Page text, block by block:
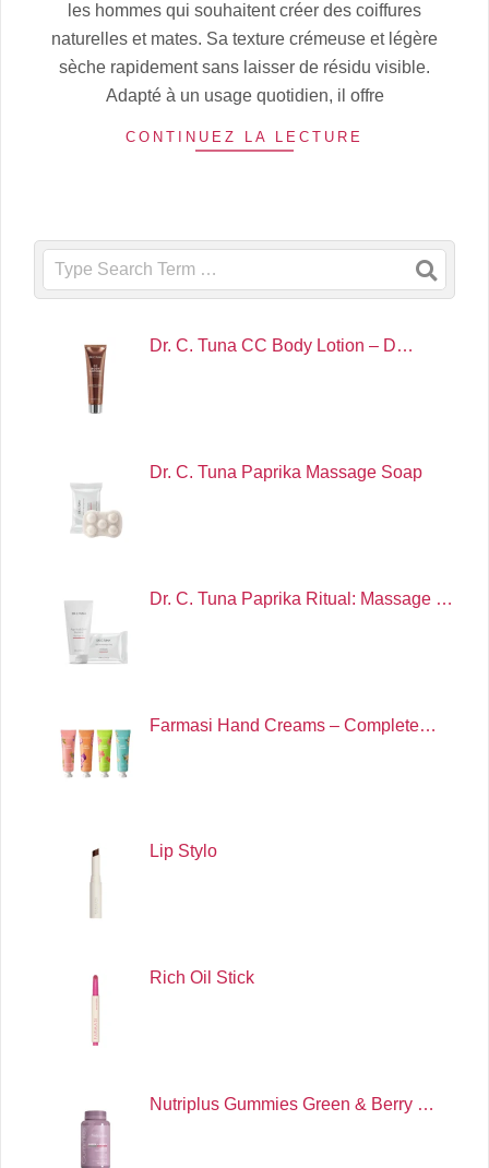
les hommes qui souhaitent créer des coiffures
naturelles et mates. Sa texture crémeuse et légère
sèche rapidement sans laisser de résidu visible.
Adapté à un usage quotidien, il offre
CONTINUEZ LA LECTURE
Search
Dr. C. Tuna CC Body Lotion – D…
Dr. C. Tuna Paprika Massage Soap
Dr. C. Tuna Paprika Ritual: Massage …
Farmasi Hand Creams – Complete…
Lip Stylo
Rich Oil Stick
Nutriplus Gummies Green & Berry …